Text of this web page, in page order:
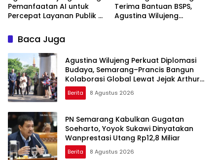
Pemanfaatan AI untuk
Percepat Layanan Publik di
Terima Bantuan BSPS,
Agustina Wilujeng
Baca Juga
Agustina Wilujeng Perkuat Diplomasi
Budaya, Semarang–Prancis Bangun
Kolaborasi Global Lewat Jejak Arthur
Rimbaud
Berita 8 Agustus 2026
PN Semarang Kabulkan Gugatan
Soeharto, Yoyok Sukawi Dinyatakan
Wanprestasi Utang Rp12,8 Miliar
Berita 8 Agustus 2026